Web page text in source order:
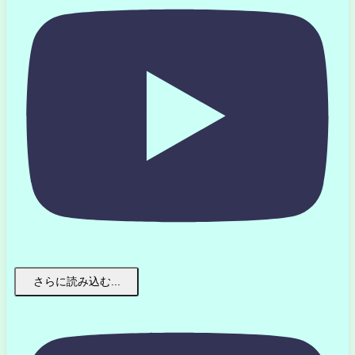
さらに読み込む...